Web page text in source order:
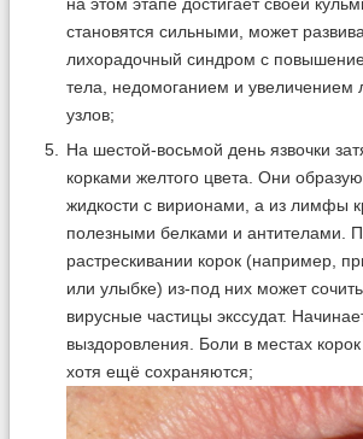
на этом этапе достигает своей
становятся сильными, может
лихорадочный синдром с
тела, недомоганием и увеличением
узлов;
На шестой-восьмой день язвочки
корками желтого цвета. Они
жидкости с вирионами, а из лимфы
полезными белками и антителами.
растрескивании корок (например,
или улыбке) из-под них может
вирусные частицы экссудат.
выздоровления. Боли в местах
хотя ещё сохраняются;